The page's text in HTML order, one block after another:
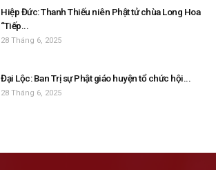
Hiệp Đức: Thanh Thiếu niên Phật tử chùa Long Hoa
“Tiếp...
28 Tháng 6, 2025
Đại Lộc: Ban Trị sự Phật giáo huyện tổ chức hội...
28 Tháng 6, 2025